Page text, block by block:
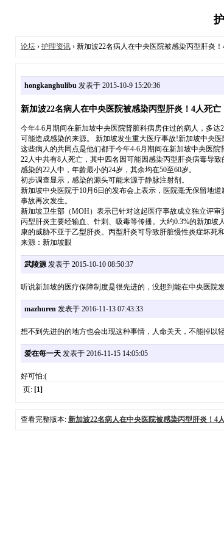
论坛› 护理资讯› 新加波22名病人在中央医院被感染丙型肝炎
hongkanghulibu发表于 2015-10-9 15:20:36
新加波22名病人在中央医院被感染丙型肝炎！4人死亡
今年4-6月期间在新加坡中央医院肾脏科病房住过的病人，多
可能造成感染的来源。 新加坡发生重大医疗事故!新加坡中央
这些病人的共同点是他们都于今年4-6月期间在新加坡中央医院
22人中共有8人死亡，其中四名因可能因感染丙型肝炎病毒导
感染的22人中，年龄最小的24岁，其余均在50至60岁。
初步调查显示，感染的源头可能来源于静脉注射剂。
新加坡中央医院于10月6日的发布会上表示，医院毫无保留地
事故再次发生。
新加坡卫生部（MOH）表示已针对这起医疗事故成立独立评
丙型肝炎主要经输血、针刺、吸毒等传播。大约0.3%的新加
康的威胁不亚于乙型肝炎。丙型肝炎可导致肝脏慢性炎症坏
来源：新加坡眼
武陵源发表于 2015-10-10 08:50:37
听说新加坡的医疗保障制度是很先进的，没想到能在中央医院
mazhuren发表于 2016-11-13 07:43:33
想不到先进的的地方也会出现这种事情，人命关天，不能掉以轻
爱在每一天发表于 2016-11-15 14:05:05
好可怕:(
页: [1]
查看完整版本: 新加波22名病人在中央医院被感染丙型肝炎！4